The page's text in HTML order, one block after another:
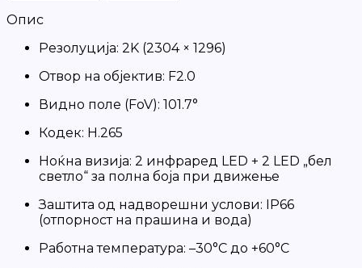
Опис
Резолуција: 2K (2304 × 1296)
Отвор на објектив: F2.0
Видно поле (FoV): 101.7°
Кодек: H.265
Ноќна визија: 2 инфраред LED + 2 LED „бел
светло“ за полна боја при движење
Заштита од надворешни услови: IP66
(отпорност на прашина и вода)
Работна температура: –30°C до +60°C